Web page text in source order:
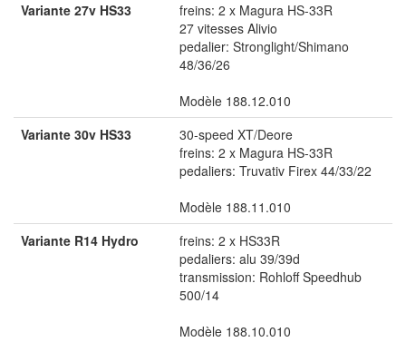
Variante 27v HS33
freins: 2 x Magura HS-33R
27 vitesses Alivio
pedalier: Stronglight/Shimano
48/36/26
Modèle 188.12.010
Variante 30v HS33
30-speed XT/Deore
freins: 2 x Magura HS-33R
pedaliers: Truvativ Firex 44/33/22
Modèle 188.11.010
Variante R14 Hydro
freins: 2 x HS33R
pedaliers: alu 39/39d
transmission: Rohloff Speedhub
500/14
Modèle 188.10.010